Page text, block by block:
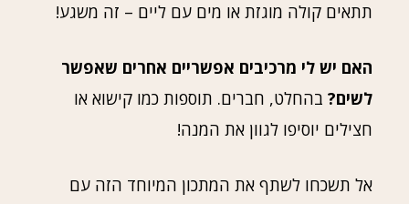
תתאים קולה מוגזת או מים עם ליים – זה משגע!
האם יש לי מרכיבים אפשריים אחרים שאפשר
לשים? בהחלט, חברים. תוספות כמו קישוא או
חצילים יוסיפו לגוון את המנה!
אל תשכחו לשתף את המתכון המיוחד הזה עם